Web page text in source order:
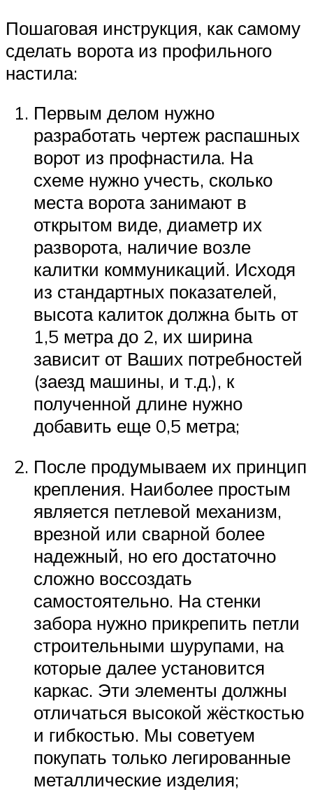
Пошаговая инструкция, как самому
сделать ворота из профильного
настила:
Первым делом нужно
разработать чертеж распашных
ворот из профнастила. На
схеме нужно учесть, сколько
места ворота занимают в
открытом виде, диаметр их
разворота, наличие возле
калитки коммуникаций. Исходя
из стандартных показателей,
высота калиток должна быть от
1,5 метра до 2, их ширина
зависит от Ваших потребностей
(заезд машины, и т.д.), к
полученной длине нужно
добавить еще 0,5 метра;
После продумываем их принцип
крепления. Наиболее простым
является петлевой механизм,
врезной или сварной более
надежный, но его достаточно
сложно воссоздать
самостоятельно. На стенки
забора нужно прикрепить петли
строительными шурупами, на
которые далее установится
каркас. Эти элементы должны
отличаться высокой жёсткостью
и гибкостью. Мы советуем
покупать только легированные
металлические изделия;